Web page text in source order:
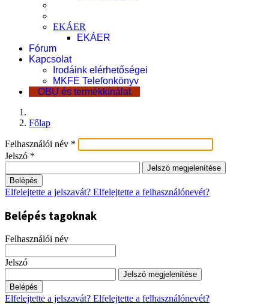
EKÁER
EKÁER
Fórum
Kapcsolat
Irodáink elérhetőségei
MKFE Telefonkönyv
OBU és termékkínálat
Főlap
Felhasználói név *
Jelszó *
Jelszó megjelenítése
Belépés
Elfelejtette a jelszavát? Elfelejtette a felhasználónevét?
Belépés tagoknak
Felhasználói név
Jelszó
Jelszó megjelenítése
Belépés
Elfelejtette a jelszavát? Elfelejtette a felhasználónevét?